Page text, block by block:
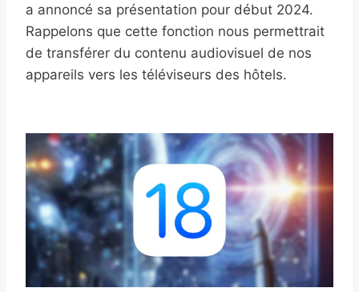
a annoncé sa présentation pour début 2024.
Rappelons que cette fonction nous permettrait
de transférer du contenu audiovisuel de nos
appareils vers les téléviseurs des hôtels.